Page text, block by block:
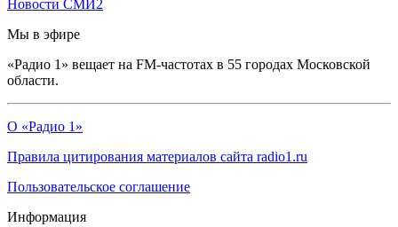
Новости СМИ2
Мы в эфире
«Радио 1» вещает на FM-частотах в 55 городах Московской
области.
О «Радио 1»
Правила цитирования материалов сайта radio1.ru
Пользовательское соглашение
Информация